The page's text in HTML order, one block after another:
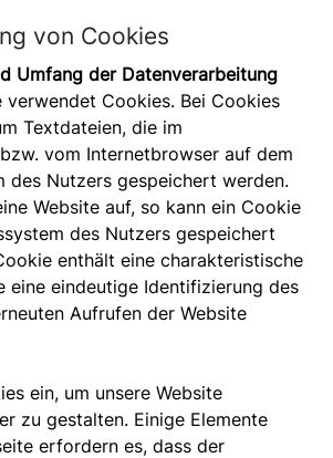
von Cookies
Umfang der Datenverarbeitung
verwendet Cookies. Bei Cookies
Textdateien, die im
vom Internetbrowser auf dem
des Nutzers gespeichert werden.
Website auf, so kann ein Cookie
des Nutzers gespeichert
enthält eine charakteristische
eine eindeutige Identifizierung des
Aufrufen der Website
ein, um unsere Website
zu gestalten. Einige Elemente
erfordern es, dass der